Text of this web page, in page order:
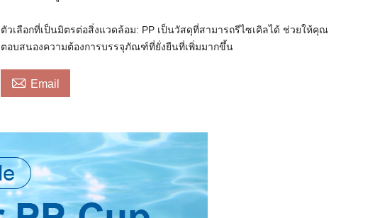
ตัวเลือกที่เป็นมิตรต่อสิ่งแวดล้อม: PP เป็นวัสดุที่สามารถรีไซเคิลได้ ช่วยให้คุณ
ตอบสนองความต้องการบรรจุภัณฑ์ที่ยั่งยืนที่เพิ่มมากขึ้น
 Email